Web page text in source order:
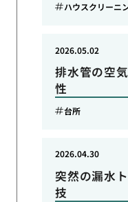
ハウスクリーニ
排水管の空
性
2026.05.02
台所
突然の漏水
技
2026.04.30